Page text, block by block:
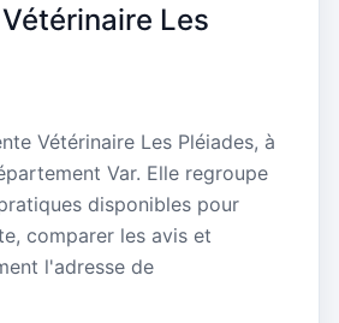
Les
Vétérinaire Les Pléiades, à
Var. Elle regroupe
disponibles pour
comparer les avis et
l'adresse de